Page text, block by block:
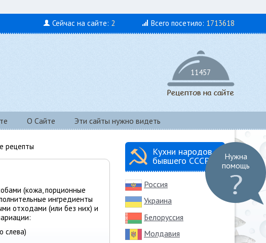
Сейчас на сайте: 2 Всего посетило: 1713618
11457
О Сайте Эти сайты нужно видеть
рецепты
(кожа, порционные
ингредиенты
отходами (или без них) и
слева)
Кухни народов
бывшего СССР
Россия
Украина
Белоруссия
Молдавия
Нужна
помощь